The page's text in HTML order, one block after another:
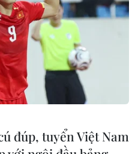
thuận về
đúp, tuyển Việt Nam